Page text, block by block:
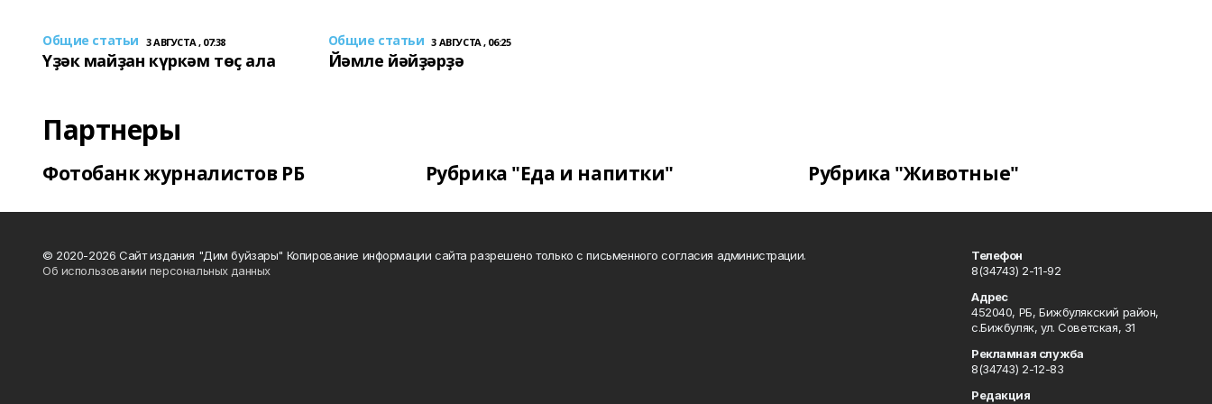
Общие статьи 3 АВГУСТА , 07:38
Үҙәк майҙан күркәм төҫ ала
Общие статьи 3 АВГУСТА , 06:25
Йәмле йәйҙәрҙә
Партнеры
Фотобанк журналистов РБ Рубрика "Еда и напитки" Рубрика "Животные"
© 2020-2026 Сайт издания "Дим буйзары" Копирование информации сайта разрешено только с письменного согласия администрации.
Об использовании персональных данных
Телефон
8(34743) 2-11-92
Адрес
452040, РБ, Бижбулякский район,
с.Бижбуляк, ул. Советская, 31
Рекламная служба
8(34743) 2-12-83
Редакция